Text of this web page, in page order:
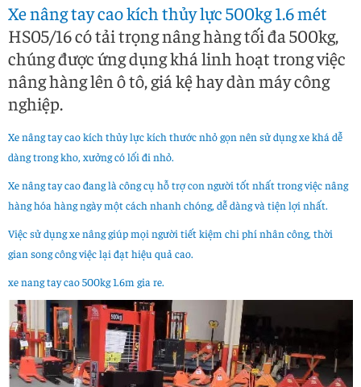
Xe nâng tay cao kích thủy lực 500kg 1.6 mét
HS05/16 có tải trọng nâng hàng tối đa 500kg,
chúng được ứng dụng khá linh hoạt trong việc
nâng hàng lên ô tô, giá kệ hay dàn máy công
nghiệp.
Xe nâng tay cao kích thủy lực kích thước nhỏ gọn nên sử dụng xe khá dễ
dàng trong kho, xưởng có lối đi nhỏ.
Xe nâng tay cao đang là công cụ hỗ trợ con người tốt nhất trong việc nâng
hàng hóa hàng ngày một cách nhanh chóng, dễ dàng và tiện lợi nhất.
Việc sử dụng xe nâng giúp mọi người tiết kiệm chi phí nhân công, thời
gian song công việc lại đạt hiệu quả cao.
xe nang tay cao 500kg 1.6m gia re.